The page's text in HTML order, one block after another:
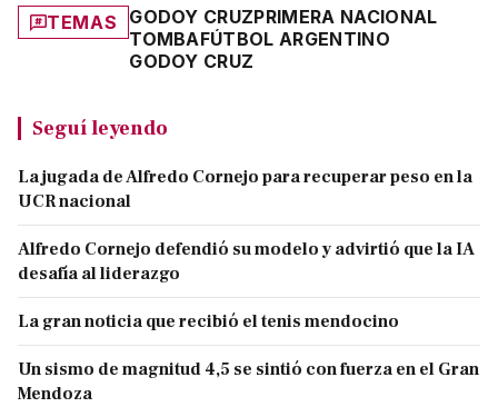
TEMAS GODOY CRUZPRIMERA NACIONAL
TOMBAFÚTBOL ARGENTINO
GODOY CRUZ
Seguí leyendo
La jugada de Alfredo Cornejo para recuperar peso en la
UCR nacional
Alfredo Cornejo defendió su modelo y advirtió que la IA
desafía al liderazgo
La gran noticia que recibió el tenis mendocino
Un sismo de magnitud 4,5 se sintió con fuerza en el Gran
Mendoza